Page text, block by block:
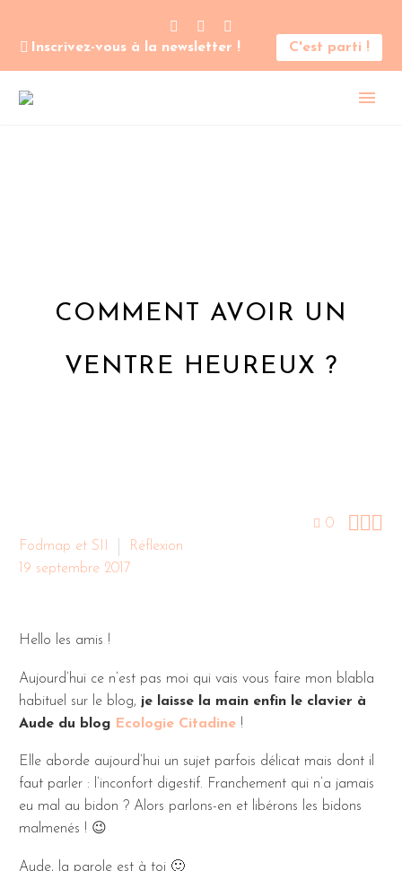
Inscrivez-vous à la newsletter ! C'est parti !
COMMENT AVOIR UN
VENTRE HEUREUX ?
0 
Fodmap et SII
Réflexion
19 septembre 2017
Hello les amis !
Aujourd’hui ce n’est pas moi qui vais vous faire mon blabla
habituel sur le blog, je laisse la main enfin le clavier à
Aude du blog Ecologie Citadine !
Elle aborde aujourd’hui un sujet parfois délicat mais dont il
faut parler : l’inconfort digestif. Franchement qui n’a jamais
eu mal au bidon ? Alors parlons-en et libérons les bidons
malmenés ! 😉
Aude, la parole est à toi 🙂